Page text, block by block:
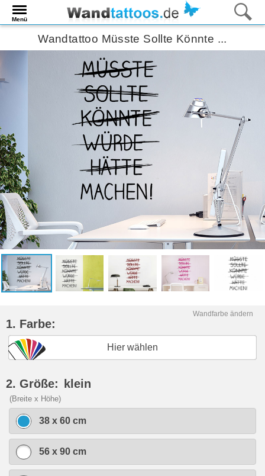
Menü
Wandtattoo Müsste Sollte Könnte ...
Wandfarbe ändern
1. Farbe:
Hier wählen
2. Größe: klein
(Breite x Höhe)
38 x 60 cm
56 x 90 cm